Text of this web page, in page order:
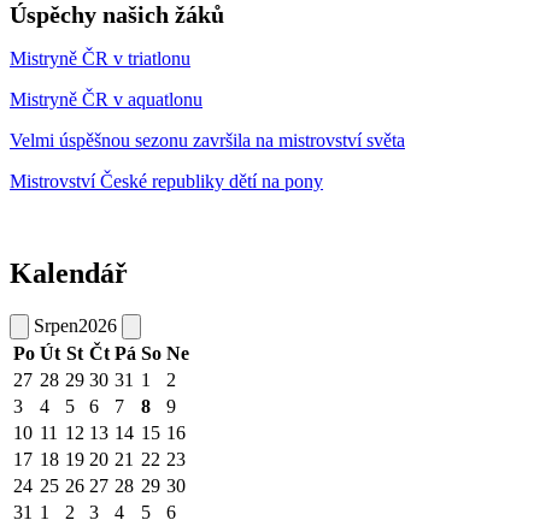
Úspěchy našich žáků
Mistryně ČR v triatlonu
Mistryně ČR v aquatlonu
Velmi úspěšnou sezonu završila na mistrovství světa
Mistrovství České republiky dětí na pony
Kalendář
Srpen2026
Po Út St Čt Pá So Ne
27 28 29 30 31 1
2
3
4 5 6 7 8
9
10 11 12 13 14 15 16
17 18 19 20 21 22 23
24 25 26 27 28 29 30
31 1 2 3 4 5 6